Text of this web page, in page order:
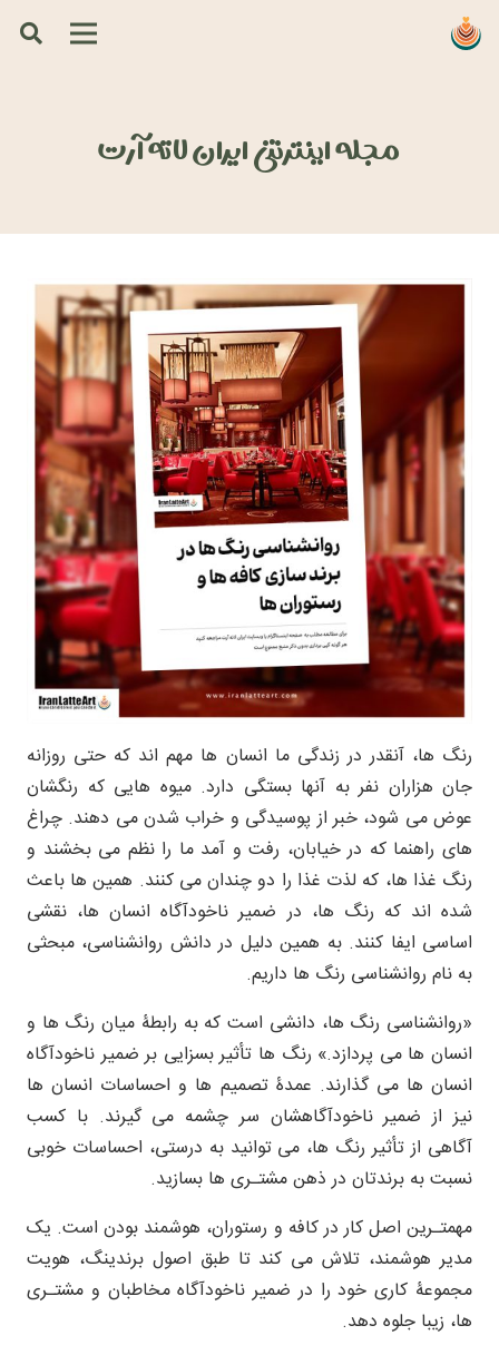
مجله اینترنتی ایران لاته آرت
رنگ ها، آنقدر در زندگی ما انسان ها مهم اند که حتی روزانه
جان هزاران نفر به آنها بستگی دارد. میوه هایی که رنگشان
عوض می شود، خبر از پوسیدگی و خراب شدن می دهند. چراغ
های راهنما که در خیابان، رفت و آمد ما را نظم می بخشند و
رنگ غذا ها، که لذت غذا را دو چندان می کنند. همین ها باعث
شده اند که رنگ ها، در ضمیر ناخودآگاه انسان ها، نقشی
اساسی ایفا کنند. به همین دلیل در دانش روانشناسی، مبحثی
به نام روانشناسی رنگ ها داریم.
«روانشناسی رنگ ها، دانشی است که به رابطۀ میان رنگ ها و
انسان ها می پردازد.» رنگ ها تأثیر بسزایی بر ضمیر ناخودآگاه
انسان ها می گذارند. عمدۀ تصمیم ها و احساسات انسان ها
نیز از ضمیر ناخودآگاهشان سر چشمه می گیرند. با کسب
آگاهی از تأثیر رنگ ها، می توانید به درستی، احساسات خوبی
نسبت به برندتان در ذهن مشتـری ها بسازید.
مهمتـرین اصل کار در کافه و رستوران، هوشمند بودن است. یک
مدیر هوشمند، تلاش می کند تا طبق اصول برندینگ، هویت
مجموعۀ کاری خود را در ضمیر ناخودآگاه مخاطبان و مشتـری
ها، زیبا جلوه دهد.